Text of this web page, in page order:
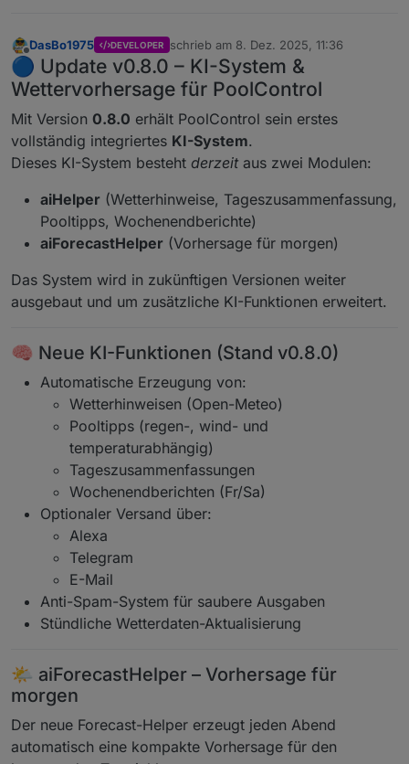
Offline
DasBo1975 DEVELOPER schrieb am 8. Dez. 2025, 11:36
zuletzt editiert von
🔵 Update v0.8.0 – KI-System &
Wettervorhersage für PoolControl
Mit Version 0.8.0 erhält PoolControl sein erstes
vollständig integriertes KI-System.
Dieses KI-System besteht derzeitaus zwei Modulen:
aiHelper (Wetterhinweise, Tageszusammenfassung,
Pooltipps, Wochenendberichte)
aiForecastHelper (Vorhersage für morgen)
Das System wird in zukünftigen Versionen weiter
ausgebaut und um zusätzliche KI-Funktionen erweitert.
🧠 Neue KI-Funktionen (Stand v0.8.0)
Automatische Erzeugung von:
Wetterhinweisen (Open-Meteo)
Pooltipps (regen-, wind- und
temperaturabhängig)
Tageszusammenfassungen
Wochenendberichten (Fr/Sa)
Optionaler Versand über:
Alexa
Telegram
E-Mail
Anti-Spam-System für saubere Ausgaben
Stündliche Wetterdaten-Aktualisierung
🌤️ aiForecastHelper – Vorhersage für
morgen
Der neue Forecast-Helper erzeugt jeden Abend
automatisch eine kompakte Vorhersage für den